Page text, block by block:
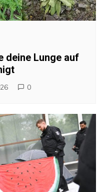
deine Lunge auf
0